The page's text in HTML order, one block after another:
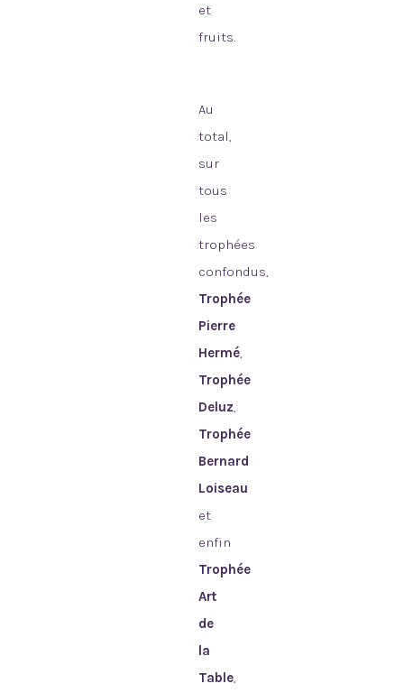
et
fruits.
Au
total,
sur
tous
les
trophées
confondus,
Trophée
Pierre
Hermé,
Trophée
Deluz,
Trophée
Bernard
Loiseau
et
enfin
Trophée
Art
de
la
Table,